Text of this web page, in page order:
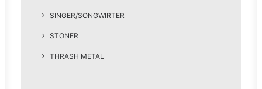
SINGER/SONGWIRTER
STONER
THRASH METAL